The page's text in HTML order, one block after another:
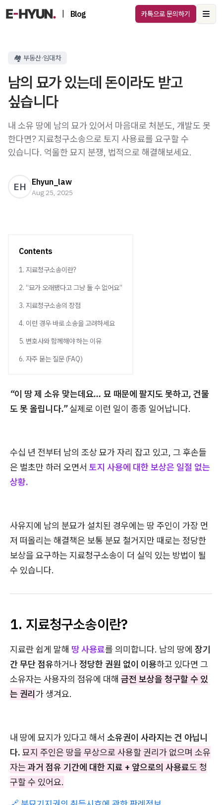
Blog 카톡으로 문의하기
🏘️ 부동산·임대차
남의 묘가 있는데 돈이라도 받고
싶습니다
내 소유 땅에 남의 묘가 있어서 마음대로 처분도, 개발도 못
한다면? 지료청구소송으로 토지 사용료를 요구할 수
있습니다. 억울한 묘지 분쟁, 법적으로 해결해보세요.
EH Ehyun_law
Aug 25, 2025
Contents
1. 지료청구소송이란?
2. “묘가 오래됐다고 그냥 둘 수 없어요”
3. 지료청구소송의 장점
4. 이런 경우 바로 소송을 고려하세요
5. 변호사와 함께해야 하는 이유
6. 자주 묻는 질문 (FAQ)
“이 땅 제 소유 맞는데요… 묘 때문에 팔지도 못하고, 건물
도 못 올립니다.”실제로 이런 일이 종종 일어납니다.
수십 년 전부터 남의 조상 묘가 자리 잡고 있고, 그 후손들
은 벌초만 하러 오면서토지 사용에 대한 보상은 일절 없는
상황.
사유지에 남의 분묘가 설치된 경우에는 땅 주인이 가장 먼
저 떠올리는 해결책은 보통 분묘 철거지만 때로는 정당한
보상을 요구하는 지료청구소송이 더 실익 있는 방법이 될
수 있습니다.
1. 지료청구소송이란?
지료란 쉽게 말해 땅 사용료를 의미합니다. 남의 땅에 장기
간 무단 점유하거나정당한 권원 없이 이용하고 있다면 그
소유자는 사용자의 점유에 대해 금전 보상을 청구할 수 있
는 권리가 생겨요.
내 땅에 묘지가 있다고 해서 소유권이 사라지는 건 아닙니
다. 묘지 주인은 땅을 무상으로 사용할 권리가 없으며 소유
자는 과거 점유 기간에 대한 지료 + 앞으로의 사용료도 청
구할 수 있어요.